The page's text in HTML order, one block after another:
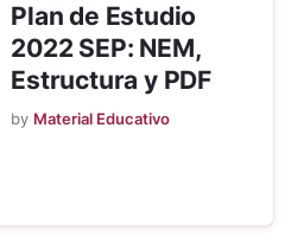
Plan de Estudio
2022 SEP: NEM,
Estructura y PDF
by Material Educativo